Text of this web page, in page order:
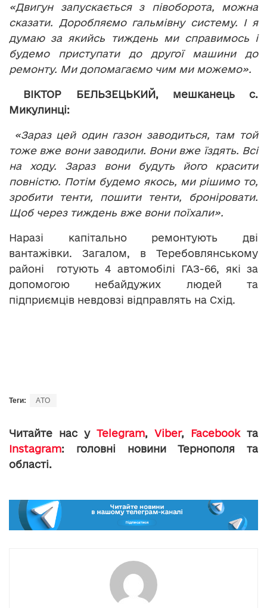
«Двигун запускається з півоборота, можна
сказати. Доробляємо гальмівну систему. І я
думаю за якийсь тиждень ми справимось і
будемо приступати до другої машини до
ремонту. Ми допомагаємо чим ми можемо».
ВІКТОР БЕЛЬЗЕЦЬКИЙ, мешканець с.
Микулинці:
«Зараз цей один газон заводиться, там той
тоже вже вони заводили. Вони вже їздять. Всі
на ходу. Зараз вони будуть його красити
повністю. Потім будемо якось, ми рішимо то,
зробити тенти, пошити тенти, броніровати.
Щоб через тиждень вже вони поїхали».
Наразі капітально ремонтують дві
вантажівки. Загалом, в Теребовлянському
районі готують 4 автомобілі ГАЗ-66, які за
допомогою небайдужих людей та
підприємців невдовзі відправлять на Схід.
Теги: АТО
Читайте нас у Telegram, Viber, Facebookта
Instagram: головні новини Тернополя та
області.